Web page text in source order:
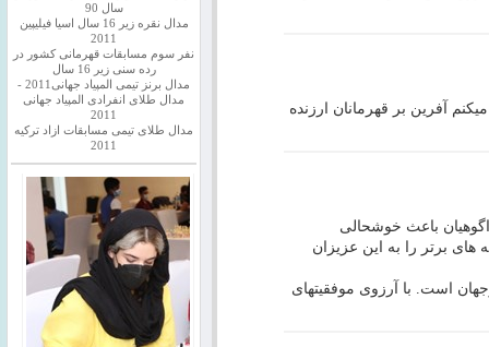
آفرین بر قهرمانان ارزنده
باعث خوشحالی
های برتر را به این عزیزان
است. با آرزوی موفقیتهای
سال 90
مدال نقره زیر 16 سال اسیا فیلیپین
2011
نفر سوم مسابقات قهرمانی کشور در
رده سنی زیر 16 سال
مدال برنز تیمی المپیاد جهانی2011 -
مدال طلای انفرادی المپیاد جهانی
2011
مدال طلای تیمی مسابقات ازاد ترکیه
2011